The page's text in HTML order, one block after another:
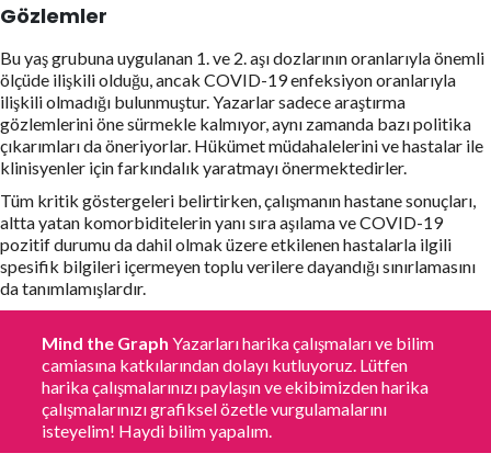
Gözlemler
Bu yaş grubuna uygulanan 1. ve 2. aşı dozlarının oranlarıyla önemli
ölçüde ilişkili olduğu, ancak COVID-19 enfeksiyon oranlarıyla
ilişkili olmadığı bulunmuştur. Yazarlar sadece araştırma
gözlemlerini öne sürmekle kalmıyor, aynı zamanda bazı politika
çıkarımları da öneriyorlar. Hükümet müdahalelerini ve hastalar ile
klinisyenler için farkındalık yaratmayı önermektedirler.
Tüm kritik göstergeleri belirtirken, çalışmanın hastane sonuçları,
altta yatan komorbiditelerin yanı sıra aşılama ve COVID-19
pozitif durumu da dahil olmak üzere etkilenen hastalarla ilgili
spesifik bilgileri içermeyen toplu verilere dayandığı sınırlamasını
da tanımlamışlardır.
Mind the Graph Yazarları harika çalışmaları ve bilim
camiasına katkılarından dolayı kutluyoruz. Lütfen
harika çalışmalarınızı paylaşın ve ekibimizden harika
çalışmalarınızı grafiksel özetle vurgulamalarını
isteyelim! Haydi bilim yapalım.